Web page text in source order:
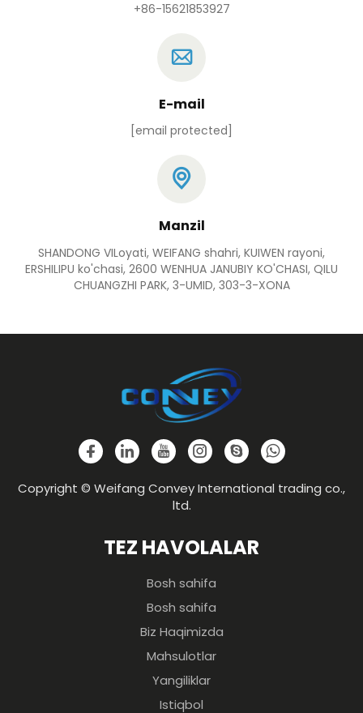
+86-15621853927
E-mail
[email protected]
Manzil
SHANDONG VILoyati, WEIFANG shahri, KUIWEN rayoni,
ERSHILIPU ko'chasi, 2600 WENHUA JANUBIY KO'CHASI, QILU
CHUANGZHI PARK, 3-UMID, 303-3-XONA
Copyright © Weifang Convey International trading co.,
ltd.
TEZ HAVOLALAR
Bosh sahifa
Bosh sahifa
Biz Haqimizda
Mahsulotlar
Yangiliklar
Istiqbol